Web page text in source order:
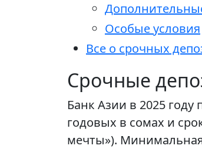
Особые условия
Все о срочных
Срочные
Банк Азии в 2025
годовых в сомах и
мечты»). Минимальная